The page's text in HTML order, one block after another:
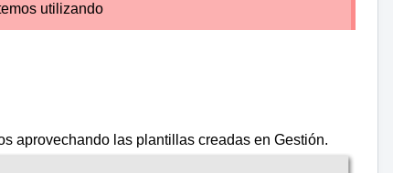
utilizando
aprovechando las plantillas creadas en Gestión.